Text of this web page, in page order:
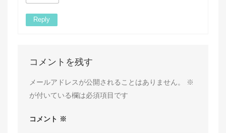
Reply
コメントを残す
メールアドレスが公開されることはありません。
※
が付いている欄は必須項目です
コメント ※